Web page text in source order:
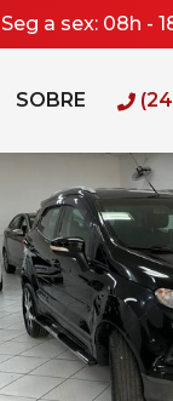
Seg a sex: 08h -
SOBRE